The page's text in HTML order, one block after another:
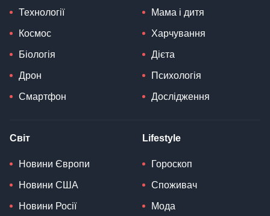
Технології
Космос
Біологія
Дрон
Смартфон
Мама і дитя
Харчування
Дієта
Психологія
Дослідження
Світ
Новини Європи
Новини США
Новини Росії
Lifestyle
Гороскоп
Споживач
Мода